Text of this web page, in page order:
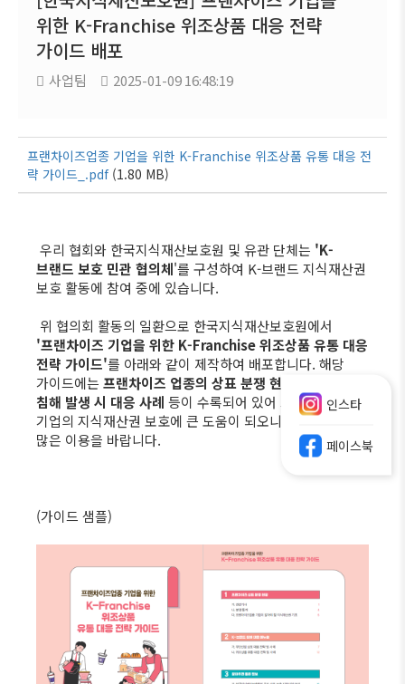
위한 K-Franchise 위조상품 대응 전략
가이드 배포
사업팀 2025-01-09 16:48:19
프랜차이즈업종 기업을 위한 K-Franchise 위조상품 유통 대응 전
략 가이드_.pdf(1.80 MB)
우리 협회와 한국지식재산보호원 및 유관 단체는 'K-
브랜드 보호 민관 협의체'를 구성하여 K-브랜드 지식재산권
보호 활동에 참여 중에 있습니다.
위 협의회 활동의 일환으로 한국지식재산보호원에서
'프랜차이즈 기업을 위한 K-Franchise 위조상품 유통 대응
전략 가이드'를 아래와 같이 제작하여 배포합니다. 해당
가이드에는 프랜차이즈 업종의 상표 분쟁 현황, 지식재산권
침해 발생 시 대응 사례 등이 수록되어 있어 프랜차이즈
기업의 지식재산권 보호에 큰 도움이 되오니 참고하시어
많은 이용을 바랍니다.
(가이드 샘플)
인스타
페이스북